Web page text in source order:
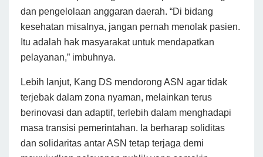
dan pengelolaan anggaran daerah. “Di bidang
kesehatan misalnya, jangan pernah menolak pasien.
Itu adalah hak masyarakat untuk mendapatkan
pelayanan,” imbuhnya.
Lebih lanjut, Kang DS mendorong ASN agar tidak
terjebak dalam zona nyaman, melainkan terus
berinovasi dan adaptif, terlebih dalam menghadapi
masa transisi pemerintahan. Ia berharap soliditas
dan solidaritas antar ASN tetap terjaga demi